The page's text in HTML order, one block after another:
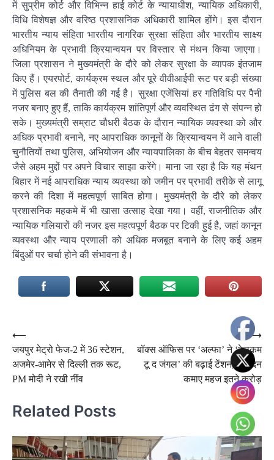
में सुप्रीम कोर्ट और विभिन्न हाई कोर्ट के न्यायाधीश, न्यायिक अधिकारी,
विधि विशेषज्ञ और वरिष्ठ प्रशासनिक अधिकारी शामिल होंगे। इस दौरान
भारतीय न्याय संहिता भारतीय नागरिक सुरक्षा संहिता और भारतीय साक्ष्य
अधिनियम के प्रभावी क्रियान्वयन पर विस्तार से मंथन किया जाएगा।
जिला प्रशासन ने मुख्यमंत्री के दौरे को लेकर सुरक्षा के व्यापक इंतजाम
किए हैं। एयरपोर्ट, कार्यक्रम स्थल और पूरे वीवीआईपी रूट पर बड़ी संख्या
में पुलिस बल की तैनाती की गई है। सुरक्षा एजेंसियां हर गतिविधि पर पैनी
नजर बनाए हुए हैं, ताकि कार्यक्रम शांतिपूर्ण और व्यवस्थित ढंग से संपन्न हो
सके। मुख्यमंत्री सम्राट चौधरी बैठक के दौरान न्यायिक व्यवस्था को और
अधिक प्रभावी बनाने, नए आपराधिक कानूनों के क्रियान्वयन में आने वाली
चुनौतियों तथा पुलिस, अभियोजन और न्यायपालिका के बीच बेहतर समन्वय
जैसे अहम मुद्दों पर अपने विचार साझा करेंगे। माना जा रहा है कि यह मंथन
बिहार में नई आपराधिक न्याय व्यवस्था को जमीन पर प्रभावी तरीके से लागू
करने की दिशा में महत्वपूर्ण साबित होगा। मुख्यमंत्री के दौरे को लेकर
प्रशासनिक महकमे में भी खासा उत्साह देखा गया। वहीं, राजनीतिक और
न्यायिक गलियारों की नजर इस महत्वपूर्ण बैठक पर टिकी हुई है, जहां कानून
व्यवस्था और न्याय प्रणाली को अधिक मजबूत बनाने के लिए कई अहम
बिंदुओं पर चर्चा होने की संभावना है।
Post
navigation
⟵
जयपुर मेट्रो फेज-2 में 36 स्टेशन,
अजमेर-आमेर से दिल्ली तक रूट,
PM मोदी ने रखी नींव
बॉक्स ऑफिस पर ‘अल्फा’ ने ‘वेलकम
टू द जंगल’ की बढ़ाई टेंशन, 8वें दिन
कमाए महज इतने करोड़
⟶
Related Posts